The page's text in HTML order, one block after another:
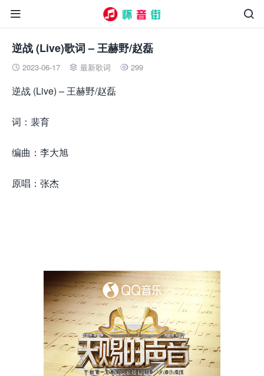


逆战 (Live)歌词 – 王赫野/赵磊
 2023-06-17  最新歌词  299
逆战 (Live) – 王赫野/赵磊
词：裴育
编曲：李大旭
原唱：张杰